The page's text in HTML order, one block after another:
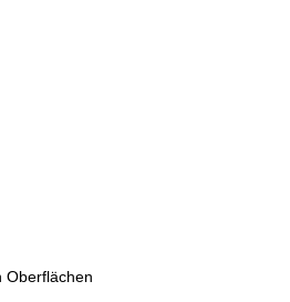
Oberflächen